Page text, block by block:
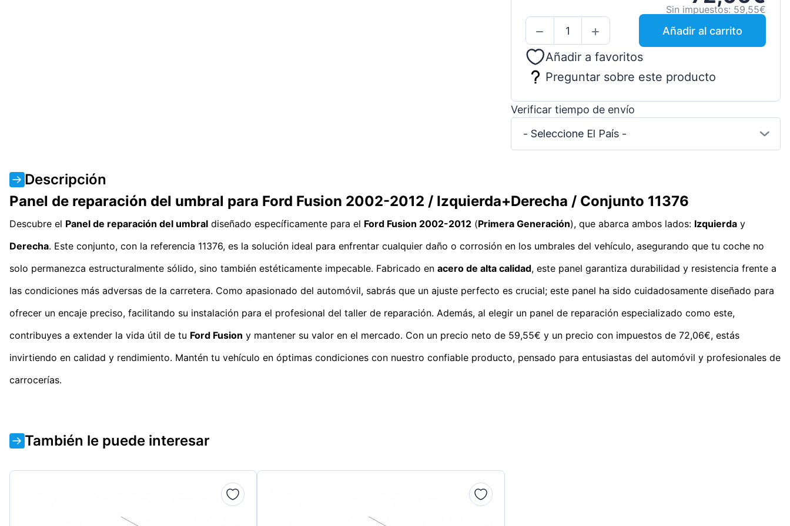
Sin impuestos: 59,55€
Añadir al carrito
Añadir a favoritos
Preguntar sobre este producto
Verificar tiempo de envío
- Seleccione El País -
Descripción
Panel de reparación del umbral para Ford Fusion 2002-2012 / Izquierda+Derecha / Conjunto 11376
Descubre el Panel de reparación del umbral diseñado específicamente para el Ford Fusion 2002-2012 (Primera Generación), que abarca ambos lados: Izquierda y
Derecha. Este conjunto, con la referencia 11376, es la solución ideal para enfrentar cualquier daño o corrosión en los umbrales del vehículo, asegurando que tu coche no
solo permanezca estructuralmente sólido, sino también estéticamente impecable. Fabricado en acero de alta calidad, este panel garantiza durabilidad y resistencia frente a
las condiciones más adversas de la carretera. Como apasionado del automóvil, sabrás que un ajuste perfecto es crucial; este panel ha sido cuidadosamente diseñado para
ofrecer un encaje preciso, facilitando su instalación para el profesional del taller de reparación. Además, al elegir un panel de reparación especializado como este,
contribuyes a extender la vida útil de tu Ford Fusion y mantener su valor en el mercado. Con un precio neto de 59,55€ y un precio con impuestos de 72,06€, estás
invirtiendo en calidad y rendimiento. Mantén tu vehículo en óptimas condiciones con nuestro confiable producto, pensado para entusiastas del automóvil y profesionales de
carrocerías.
También le puede interesar